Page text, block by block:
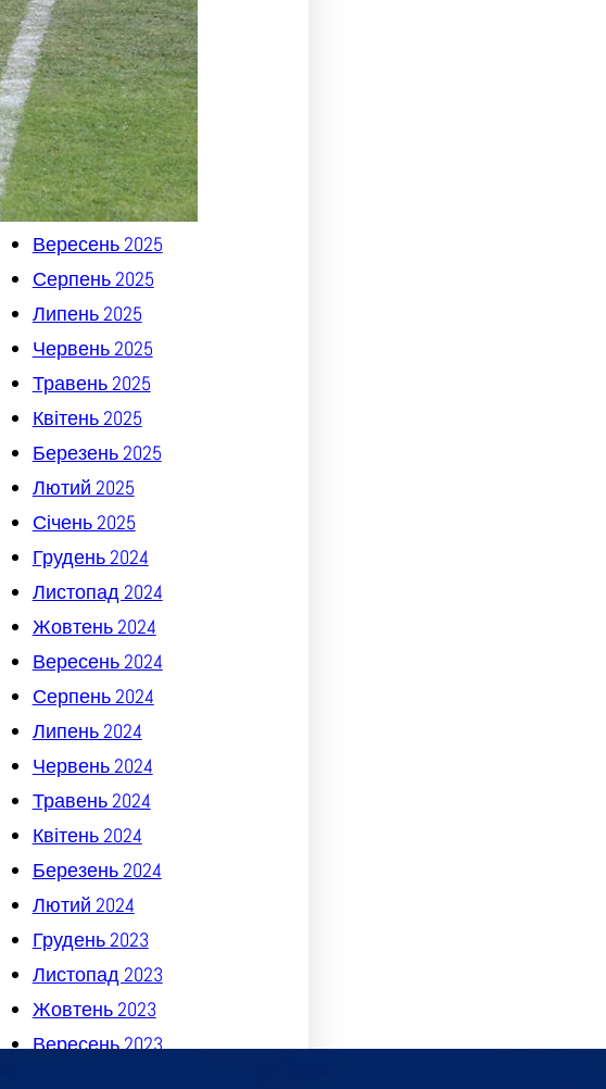
Березень 2026
Лютий 2026
Січень 2026
Грудень 2025
Листопад 2025
Жовтень 2025
Вересень 2025
Серпень 2025
Липень 2025
Червень 2025
Травень 2025
Квітень 2025
Березень 2025
Лютий 2025
Січень 2025
Грудень 2024
Листопад 2024
Жовтень 2024
Вересень 2024
Серпень 2024
Липень 2024
Червень 2024
Травень 2024
Квітень 2024
Березень 2024
Лютий 2024
Грудень 2023
Листопад 2023
Жовтень 2023
Вересень 2023